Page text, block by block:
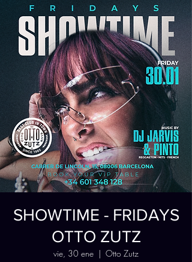
SHOWTIME - FRIDAYS
OTTO ZUTZ
vie, 30 ene
  |
Otto Zutz